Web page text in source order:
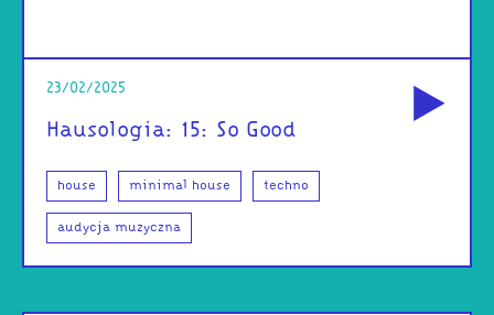
23/02/2025
Hausologia: 15: So Good
house minimal house techno
audycja muzyczna